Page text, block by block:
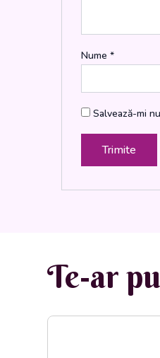
Nume *
Salvează-mi
Te-ar